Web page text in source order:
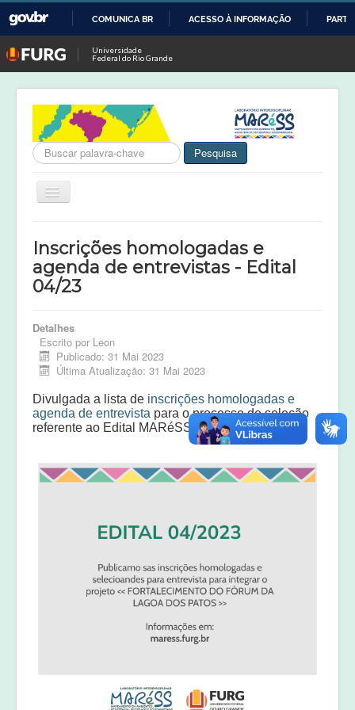
O
CONTEÚDO
COMUNICA BR ACESSO À INFORMAÇÃO
Universidade
Federal do Rio Grande
Busca Pesquisa
Alternar
MARéSS
Projetos em Andamento
Publicações
Equipe
Laudos e pareceres
Inscrições homologadas e
agenda de entrevistas - Edital
04/23
Detalhes
Escrito por Leon
Publicado: 31 Mai 2023
Última Atualização: 31 Mai 2023
Divulgada a lista de inscrições homologadas e
agenda de entrevista para o processo de seleção
referente ao Edital MARéSS 04/23.